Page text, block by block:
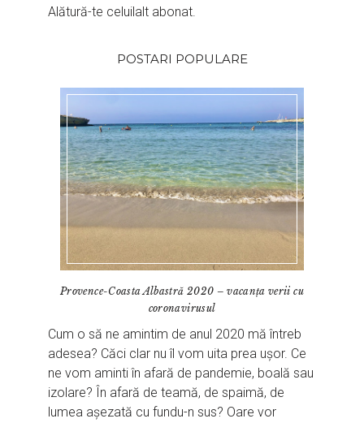
Alătură-te celuilalt abonat.
POSTARI POPULARE
Provence-Coasta Albastră 2020 – vacanța verii cu
coronavirusul
Cum o să ne amintim de anul 2020 mă întreb
adesea? Căci clar nu îl vom uita prea ușor. Ce
ne vom aminti în afară de pandemie, boală sau
izolare? În afară de teamă, de spaimă, de
lumea așezată cu fundu-n sus? Oare vor